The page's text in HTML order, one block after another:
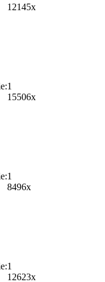
12145x
1
15506x
1
8496x
1
12623x